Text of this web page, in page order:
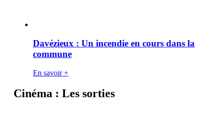
Davézieux : Un incendie en cours dans la
commune
En savoir +
Cinéma : Les sorties